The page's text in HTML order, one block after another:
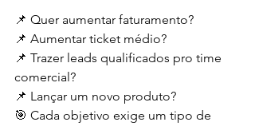
📌 Quer aumentar faturamento?
📌 Aumentar ticket médio?
📌 Trazer leads qualificados pro time
comercial?
📌 Lançar um novo produto?
🎯 Cada objetivo exige um tipo de